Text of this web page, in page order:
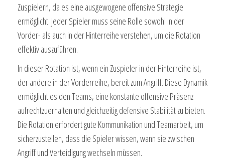
Zuspielern, da es eine ausgewogene offensive Strategie
ermöglicht. Jeder Spieler muss seine Rolle sowohl in der
Vorder- als auch in der Hinterreihe verstehen, um die Rotation
effektiv auszuführen.
In dieser Rotation ist, wenn ein Zuspieler in der Hinterreihe ist,
der andere in der Vorderreihe, bereit zum Angriff. Diese Dynamik
ermöglicht es den Teams, eine konstante offensive Präsenz
aufrechtzuerhalten und gleichzeitig defensive Stabilität zu bieten.
Die Rotation erfordert gute Kommunikation und Teamarbeit, um
sicherzustellen, dass die Spieler wissen, wann sie zwischen
Angriff und Verteidigung wechseln müssen.